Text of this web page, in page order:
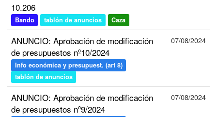
10.206
Bando tablón de anuncios Caza
ANUNCIO: Aprobación de modificación
de presupuestos nº10/2024
Info económica y presupuest. (art 8)
tablón de anuncios
07/08/2024
ANUNCIO: Aprobación de modificación
de presupuestos nº9/2024
07/08/2024